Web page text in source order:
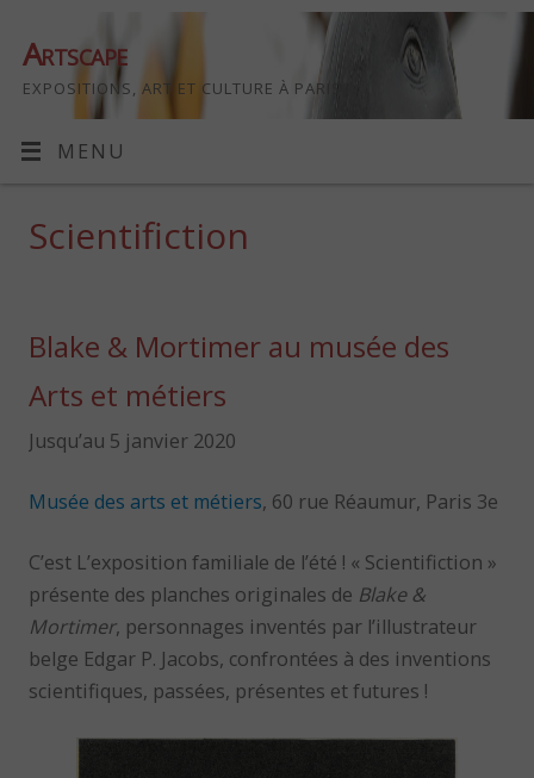
Artscape
EXPOSITIONS, ART ET CULTURE À PARIS
MENU
Scientifiction
Blake & Mortimer au musée des
Arts et métiers
Jusqu’au 5 janvier 2020
Musée des arts et métiers, 60 rue Réaumur, Paris 3e
C’est L’exposition familiale de l’été ! « Scientifiction »
présente des planches originales de Blake &
Mortimer, personnages inventés par l’illustrateur
belge Edgar P. Jacobs, confrontées à des inventions
scientifiques, passées, présentes et futures !